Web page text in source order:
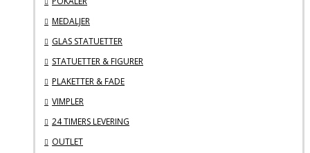
MEDALJER
GLAS STATUETTER
STATUETTER & FIGURER
PLAKETTER & FADE
VIMPLER
24 TIMERS LEVERING
OUTLET